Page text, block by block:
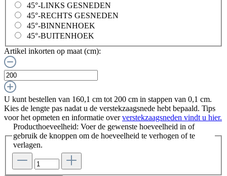
45°-LINKS GESNEDEN
45°-RECHTS GESNEDEN
45°-BINNENHOEK
45°-BUITENHOEK
Artikel inkorten op maat (cm):
U kunt bestellen van 160,1 cm tot 200 cm in stappen van 0,1 cm.
Kies de lengte pas nadat u de verstekzaagsnede hebt bepaald. Tips
voor het opmeten en informatie oververstekzaagsneden vindt u hier.
Producthoeveelheid: Voer de gewenste hoeveelheid in of
gebruik de knoppen om de hoeveelheid te verhogen of te
verlagen.